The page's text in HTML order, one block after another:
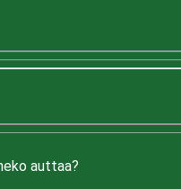
auttaa?